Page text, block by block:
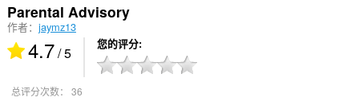
Parental Advisory
作者： jaymz13
4.7/ 5 您的评分
总评分次数： 36